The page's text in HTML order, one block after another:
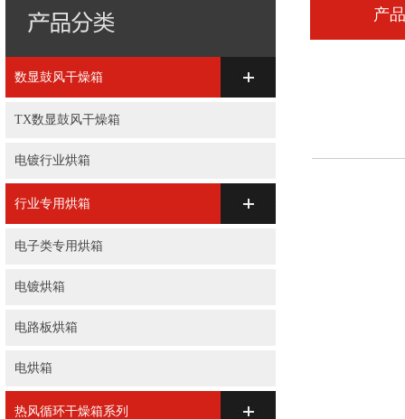
数显鼓风干燥箱
TX数显鼓风干燥箱
电镀行业烘箱
行业专用烘箱
电子类专用烘箱
电镀烘箱
电路板烘箱
电烘箱
热风循环干燥箱系列
产